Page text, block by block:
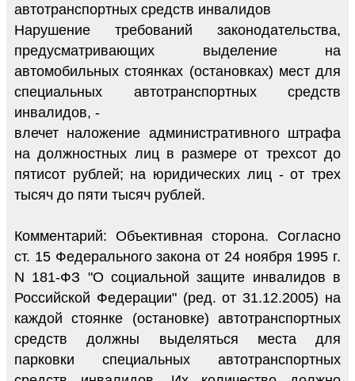
автотранспортных средств инвалидов
Нарушение требований законодательства,
предусматривающих выделение на
автомобильных стоянках (остановках) мест для
специальных автотранспортных средств
инвалидов, -
влечет наложение административного штрафа
на должностных лиц в размере от трехсот до
пятисот рублей; на юридических лиц - от трех
тысяч до пяти тысяч рублей.
Комментарий: Объективная сторона. Согласно
ст. 15 Федерального закона от 24 ноября 1995 г.
N 181-ФЗ "О социальной защите инвалидов в
Российской Федерации" (ред. от 31.12.2005) на
каждой стоянке (остановке) автотранспортных
средств должны выделяться места для
парковки специальных автотранспортных